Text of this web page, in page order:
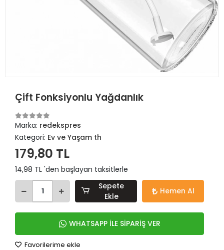
Çift Fonksiyonlu Yağdanlık
Marka: redekspres
Kategori: Ev ve Yaşam th
179,80 TL
14,98 TL 'den başlayan taksitlerle
Sepete
Ekle
Hemen Al
WHATSAPP İLE SİPARİŞ VER
Favorilerime ekle